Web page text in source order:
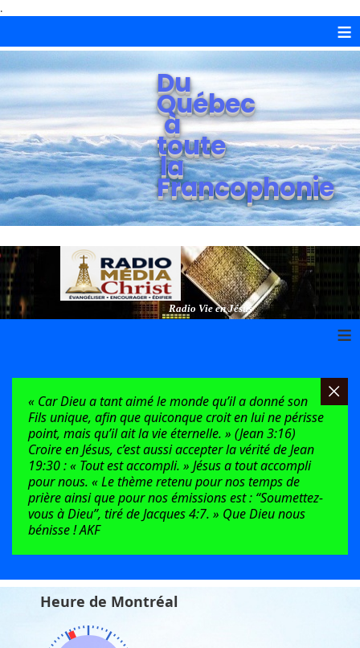
.
≡
Du
Québec
à
toute
la
Francophonie
Radio Vie en Jésus
≡
« Car Dieu a tant aimé le monde qu’il a donné son
Fils unique, afin que quiconque croit en lui ne périsse
point, mais qu’il ait la vie éternelle. » (Jean 3:16)
Croire en Jésus, c’est aussi accepter la vérité de Jean
19:30 : « Tout est accompli. » Jésus a tout accompli
pour nous. « Le thème retenu pour nos temps de
prière ainsi que pour nos émissions est : “Soumettez-
vous à Dieu”, tiré de Jacques 4:7. » Que Dieu nous
bénisse ! AKF
Heure de Montréal